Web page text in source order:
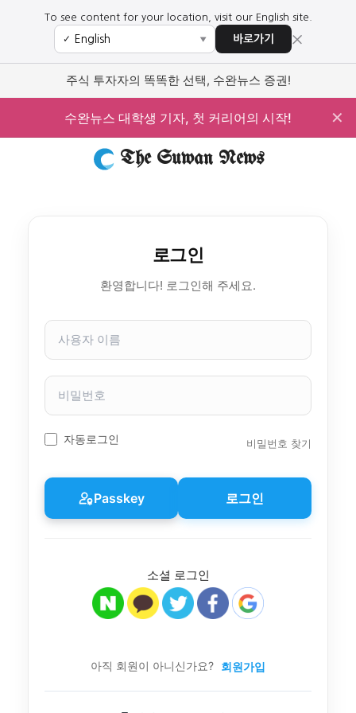
To see content for your location, visit our English site.
✓ ▼ 바로가기 ×
주식 투자자의 똑똑한 선택, 수완뉴스 증권!
수완뉴스 대학생 기자, 첫 커리어의 시작! ✕
The Suwan News
로그인
환영합니다! 로그인해 주세요.
사
자
이
비
번
호
자동로그인 비밀번호 찾기
Passkey 로그인
소셜 로그인
아직 회원이 아니신가요? 회원가입